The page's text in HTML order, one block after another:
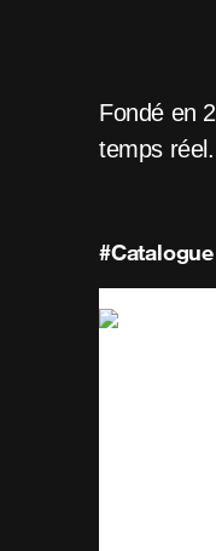
Fondé en
temps réel.
#Catalogue